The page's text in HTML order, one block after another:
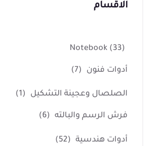
الاقسام
Notebook (33)
أدوات فنون (7)
الصلصال وعجينة التشكيل (1)
فرش الرسم والبالته (6)
أدوات هندسية (52)